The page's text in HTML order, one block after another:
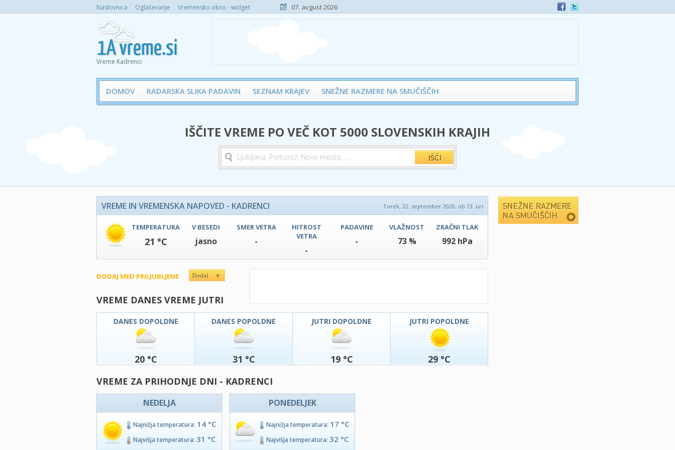
Naslovnica Oglaševanje Vremensko okno - widget 07. avgust 2026
Vreme Kadrenci
DOMOV RADARSKA SLIKA PADAVIN SEZNAM KRAJEV SNEŽNE RAZMERE NA SMUČIŠČIH
IŠČITE VREME PO VEČ KOT 5000 SLOVENSKIH KRAJIH
VREME IN VREMENSKA NAPOVED - KADRENCI Torek, 22. september 2020, ob 13. uri
TEMPERATURA
21 °C
V BESEDI
jasno
SMER VETRA
-
HITROST
VETRA
-
PADAVINE
-
VLAŽNOST
73 %
ZRAČNI TLAK
992 hPa
DODAJ MED PRILJUBLJENE
VREME DANES VREME JUTRI
DANES DOPOLDNE
20 °C
DANES POPOLDNE
31 °C
JUTRI DOPOLDNE
19 °C
JUTRI POPOLDNE
29 °C
VREME ZA PRIHODNJE DNI - KADRENCI
NEDELJA
Najnižja temperatura: 14 °C
Najvišja temperatura: 31 °C
PONEDELJEK
Najnižja temperatura: 17 °C
Najvišja temperatura: 32 °C